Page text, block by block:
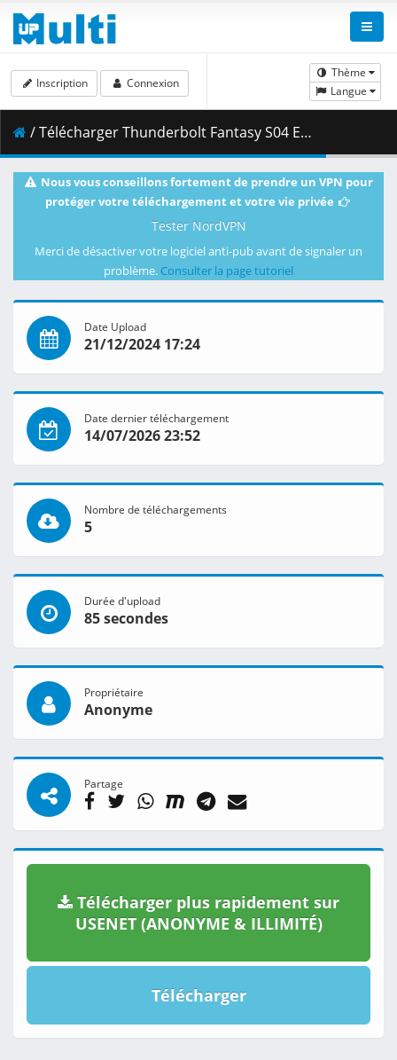
Thème
Langue
Inscription Connexion
/ Télécharger Thunderbolt Fantasy S04 E12 (End) Y v1.ass ( 206.89 kB )
Nous vous conseillons fortement de prendre un VPN pour
protéger votre téléchargement et votre vie privée
Tester NordVPN
Merci de désactiver votre logiciel anti-pub avant de signaler un
problème. Consulter la page tutoriel
Date Upload
21/12/2024 17:24
Date dernier téléchargement
14/07/2026 23:52
Nombre de téléchargements
5
Durée d'upload
85 secondes
Propriétaire
Anonyme
Partage
Télécharger plus rapidement sur
USENET (ANONYME & ILLIMITÉ)
Télécharger